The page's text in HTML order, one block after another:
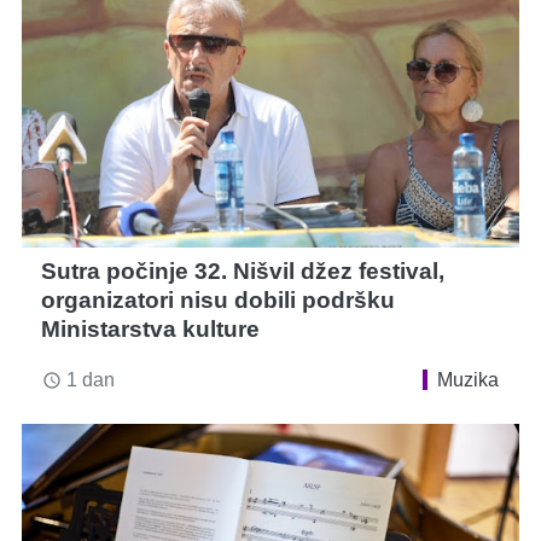
Sutra počinje 32. Nišvil džez festival,
organizatori nisu dobili podršku
Ministarstva kulture
access_time 1 dan Muzika